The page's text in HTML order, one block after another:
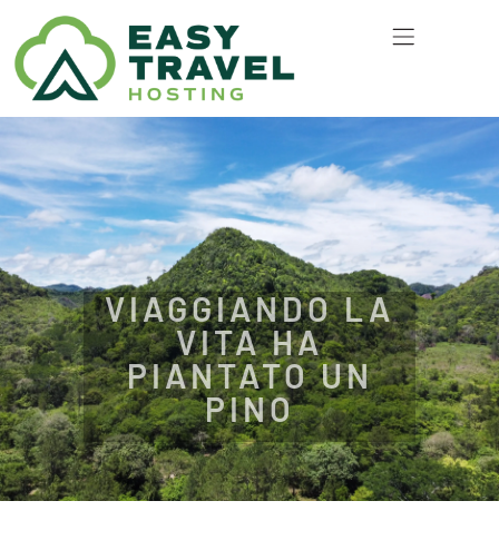
VIAGGIANDO LA
VITA HA
PIANTATO UN
PINO